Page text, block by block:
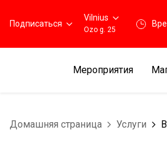
Подписаться
Vilnius
Ozo g. 25
Мероприятия
Домашняя страница Услуги